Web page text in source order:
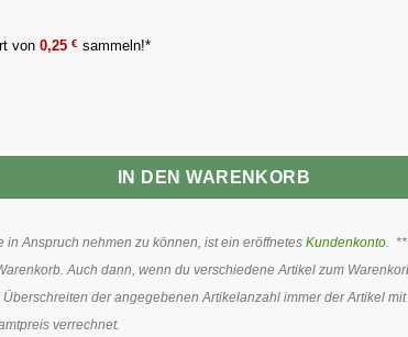
von0,25€ sammeln!*
IN DEN WARENKORB
in Anspruch nehmen zu können, ist ein eröffnetesKundenkonto. **
Auch dann, wenn du verschiedene Artikel zum
der angegebenen Artikelanzahl immer der Artikel
verrechnet.